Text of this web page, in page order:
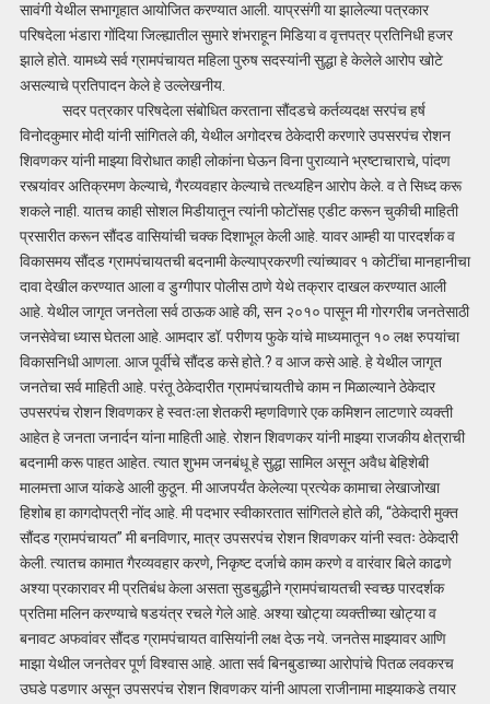
सावंगी येथील सभागृहात आयोजित करण्यात आली. याप्रसंगी या झालेल्या पत्रकार
परिषदेला भंडारा गोंदिया जिल्ह्यातील सुमारे शंभराहून मिडिया व वृत्तपत्र प्रतिनिधी हजर
झाले होते. यामध्ये सर्व ग्रामपंचायत महिला पुरुष सदस्यांनी सुद्धा हे केलेले आरोप खोटे
असल्याचे प्रतिपादन केले हे उल्लेखनीय.
सदर पत्रकार परिषदेला संबोधित करताना सौंदडचे कर्तव्यदक्ष सरपंच हर्ष
विनोदकुमार मोदी यांनी सांगितले की, येथील अगोदरच ठेकेदारी करणारे उपसरपंच रोशन
शिवणकर यांनी माझ्या विरोधात काही लोकांना घेऊन विना पुराव्याने भ्रष्टाचाराचे, पांदण
रस्त्यांवर अतिक्रमण केल्याचे, गैरव्यवहार केल्याचे तत्थ्यहिन आरोप केले. व ते सिध्द करू
शकले नाही. यातच काही सोशल मिडीयातून त्यांनी फोटोंसह एडीट करून चुकीची माहिती
प्रसारीत करून सौंदड वासियांची चक्क दिशाभूल केली आहे. यावर आम्ही या पारदर्शक व
विकासमय सौंदड ग्रामपंचायतची बदनामी केल्याप्रकरणी त्यांच्यावर १ कोटींचा मानहानीचा
दावा देखील करण्यात आला व डुग्गीपार पोलीस ठाणे येथे तक्रार दाखल करण्यात आली
आहे. येथील जागृत जनतेला सर्व ठाऊक आहे की, सन २०१० पासून मी गोरगरीब जनतेसाठी
जनसेवेचा ध्यास घेतला आहे. आमदार डॉ. परीणय फुके यांचे माध्यमातून १० लक्ष रुपयांचा
विकासनिधी आणला. आज पूर्वीचे सौंदड कसे होते.? व आज कसे आहे. हे येथील जागृत
जनतेचा सर्व माहिती आहे. परंतू ठेकेदारीत ग्रामपंचायतीचे काम न मिळाल्याने ठेकेदार
उपसरपंच रोशन शिवणकर हे स्वतःला शेतकरी म्हणविणारे एक कमिशन लाटणारे व्यक्ती
आहेत हे जनता जनार्दन यांना माहिती आहे. रोशन शिवणकर यांनी माझ्या राजकीय क्षेत्राची
बदनामी करू पाहत आहेत. त्यात शुभम जनबंधू हे सुद्धा सामिल असून अवैध बेहिशेबी
मालमत्ता आज यांकडे आली कुठून. मी आजपर्यंत केलेल्या प्रत्येक कामाचा लेखाजोखा
हिशोब हा कागदोपत्री नोंद आहे. मी पदभार स्वीकारतात सांगितले होते की, “ठेकेदारी मुक्त
सौंदड ग्रामपंचायत” मी बनविणार, मात्र उपसरपंच रोशन शिवणकर यांनी स्वतः ठेकेदारी
केली. त्यातच कामात गैरव्यवहार करणे, निकृष्ट दर्जाचे काम करणे व वारंवार बिले काढणे
अश्या प्रकारावर मी प्रतिबंध केला असता सुडबुद्धीने ग्रामपंचायतची स्वच्छ पारदर्शक
प्रतिमा मलिन करण्याचे षडयंत्र रचले गेले आहे. अश्या खोट्या व्यक्तीच्या खोट्या व
बनावट अफवांवर सौंदड ग्रामपंचायत वासियांनी लक्ष देऊ नये. जनतेस माझ्यावर आणि
माझा येथील जनतेवर पूर्ण विश्वास आहे. आता सर्व बिनबुडाच्या आरोपांचे पितळ लवकरच
उघडे पडणार असून उपसरपंच रोशन शिवणकर यांनी आपला राजीनामा माझ्याकडे तयार